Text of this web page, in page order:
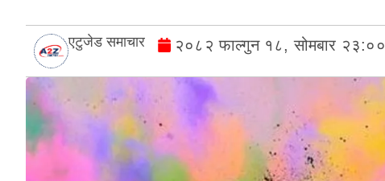
एटुजेड समाचार २०८२ फाल्गुन १८, सोमबार २३:००